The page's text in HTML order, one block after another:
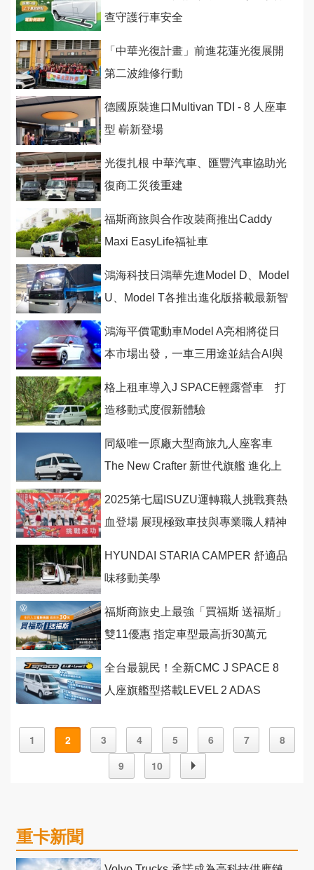
查守護行車安全
「中華光復計畫」前進花蓮光復展開
第二波維修行動
德國原裝進口Multivan TDI - 8 人座車
型 嶄新登場
光復扎根 中華汽車、匯豐汽車協助光
復商工災後重建
福斯商旅與合作改裝商推出Caddy
Maxi EasyLife福祉車
鴻海科技日鴻華先進Model D、Model
U、Model T各推出進化版搭載最新智
鴻海平價電動車Model A亮相將從日
本市場出發，一車三用途並結合AI與
格上租車導入J SPACE輕露營車 打
造移動式度假新體驗
同級唯一原廠大型商旅九人座客車
The New Crafter 新世代旗艦 進化上
2025第七屆ISUZU運轉職人挑戰賽熱
血登場 展現極致車技與專業職人精神
HYUNDAI STARIA CAMPER 舒適品
味移動美學
福斯商旅史上最強「買福斯 送福斯」
雙11優惠 指定車型最高折30萬元
全台最親民！全新CMC J SPACE 8
人座旗艦型搭載LEVEL 2 ADAS
1 2 3 4 5 6 7
8
9
10
重卡新聞